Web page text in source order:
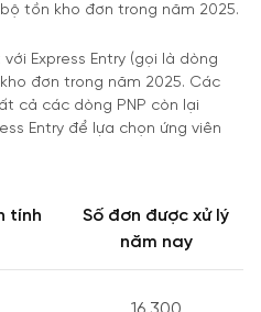
tồn kho đơn trong năm 2025.
Express Entry (gọi là dòng
đơn trong năm 2025. Các
cả các dòng PNP còn lại
Entry để lựa chọn ứng viên
tính
Số đơn được xử lý
năm nay